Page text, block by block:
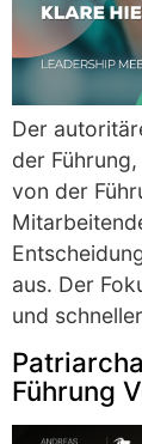
Der
der
von der
aus. Der
und
Führung